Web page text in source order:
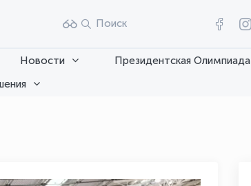
Поиск
Новости Президентская Олимпиада